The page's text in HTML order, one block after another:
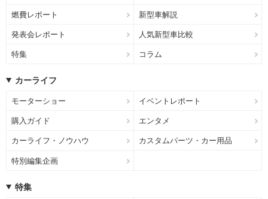
燃費レポート 新型車解説
発表会レポート 人気新型車比較
特集 コラム
カーライフ
モーターショー イベントレポート
購入ガイド エンタメ
カーライフ・ノウハウ カスタムパーツ・カー用品
特別編集企画
特集